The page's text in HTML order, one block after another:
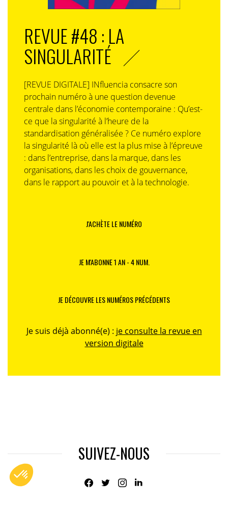
REVUE #48 : LA
SINGULARITÉ
[REVUE DIGITALE] INfluencia consacre son
prochain numéro à une question devenue
centrale dans l’économie contemporaine : Qu’est-
ce que la singularité à l’heure de la
standardisation généralisée ? Ce numéro explore
la singularité là où elle est la plus mise à l’épreuve
: dans l’entreprise, dans la marque, dans les
organisations, dans les choix de gouvernance,
dans le rapport au pouvoir et à la technologie.
J'ACHÈTE LE NUMÉRO
JE M'ABONNE 1 AN - 4 NUM.
JE DÉCOUVRE LES NUMÉROS PRÉCÉDENTS
Je suis déjà abonné(e) : je consulte la revue en
version digitale
SUIVEZ-NOUS